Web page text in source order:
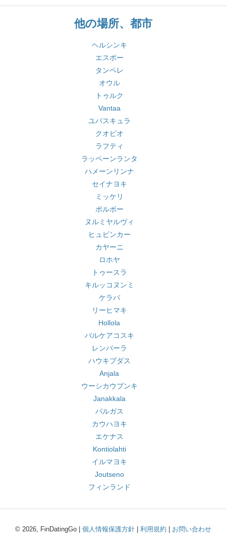
他の場所、都市
ヘルシンキ
エスポー
タンペレ
オウル
トゥルク
Vantaa
ユバスキュラ
クオピオ
ラフティ
ラッペーンランタ
ハメーンリンナ
セイナヨキ
ミッケリ
ポルボー
ヌルミヤルヴィ
ヒュビンカー
カヤーニ
ロホヤ
トゥースラ
キルッコヌンミ
ケラバ
リーヒマキ
Hollola
バルケアコスキ
レンパーラ
ハウキプダス
Anjala
ウーシカウプンキ
Janakkala
パルガス
カウハヨキ
エケナス
Kontiolahti
イルマヨキ
Joutseno
フィンランド
© 2026, FinDatingGo | 個人情報保護方針| 利用規約 お問い合わせ